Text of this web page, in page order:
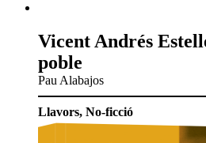
Vicent Andrés
poble
Pau Alabajos
Llavors, No-ficció